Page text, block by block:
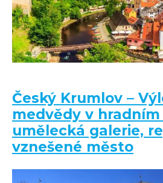
Český Krumlov –
medvědy v
umělecká galerie,
vznešené město